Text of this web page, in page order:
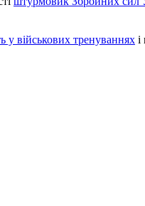
у військових тренуваннях